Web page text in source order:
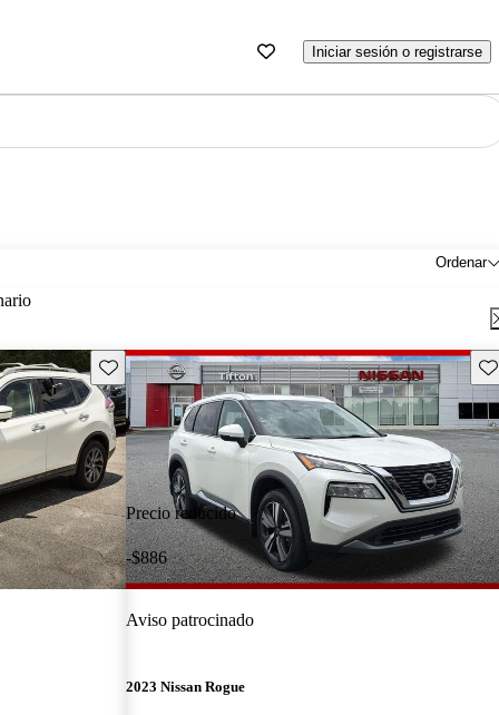
Iniciar sesión o registrarse
Ordenar
Guarda este Aviso
Precio reducido
-$886
Aviso patrocinado
2023 Nissan Rogue